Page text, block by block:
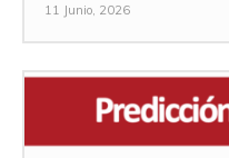
11 Junio, 2026